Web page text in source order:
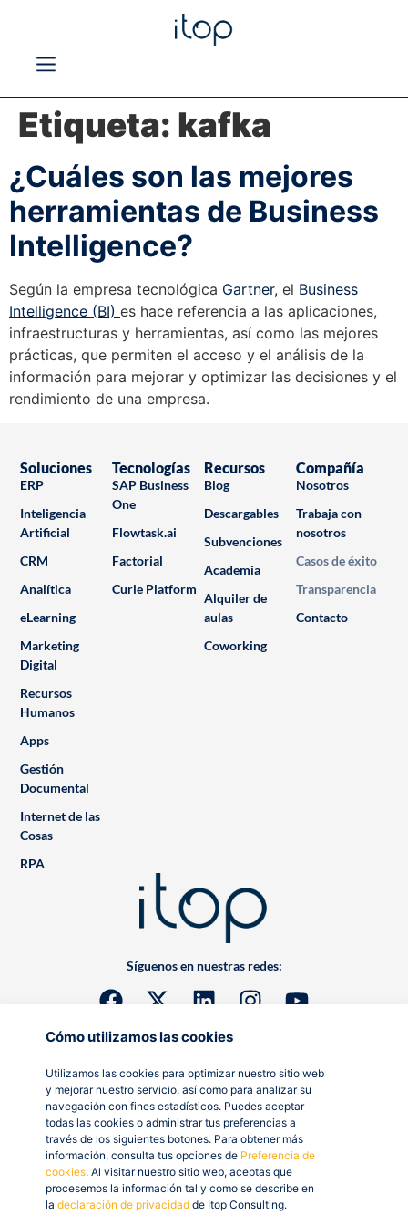
Cómo utilizamos las cookies
Utilizamos las cookies para optimizar nuestro sitio web
y mejorar nuestro servicio, así como para analizar su
navegación con fines estadísticos. Puedes aceptar
todas las cookies o administrar tus preferencias a
través de los siguientes botones. Para obtener más
información, consulta tus opciones de Preferencia de
cookies. Al visitar nuestro sitio web, aceptas que
procesemos la información tal y como se describe en
la declaración de privacidad de Itop Consulting.
Etiqueta: kafka
¿Cuáles son las mejores
herramientas de Business
Intelligence?
Según la empresa tecnológica Gartner, el Business
Intelligence (BI) es hace referencia a las aplicaciones,
infraestructuras y herramientas, así como las mejores
prácticas, que permiten el acceso y el análisis de la
información para mejorar y optimizar las decisiones y el
rendimiento de una empresa.
Síguenos en nuestras redes:
Soluciones
ERP
Inteligencia
Artificial
CRM
Analítica
eLearning
Marketing
Digital
Recursos
Humanos
Apps
Gestión
Documental
Internet de las
Cosas
RPA
Tecnologías
SAP Business
One
Flowtask.ai
Factorial
Curie Platform
Recursos
Blog
Descargables
Subvenciones
Academia
Alquiler de
aulas
Coworking
Compañía
Nosotros
Trabaja con
nosotros
Casos de éxito
Transparencia
Contacto